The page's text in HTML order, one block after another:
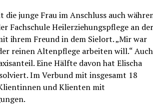
junge Frau im Anschluss auch
Fachschule Heilerziehungspflege an der
ihrem Freund in dem Sielort. „Mir war
reinen Altenpflege arbeiten will.“ Auch
Eine Hälfte davon hat Elischa
Im Verbund mit insgesamt 18
und Klienten mit